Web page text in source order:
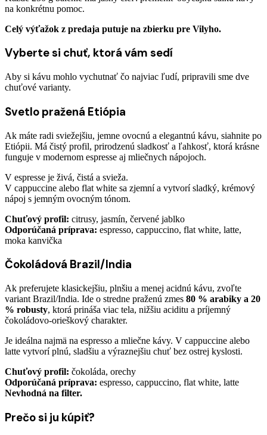
na konkrétnu pomoc.
Celý výťažok z predaja putuje na zbierku pre Vilyho.
Vyberte si chuť, ktorá vám sedí
Aby si kávu mohlo vychutnať čo najviac ľudí, pripravili sme dve
chuťové varianty.
Svetlo pražená Etiópia
Ak máte radi sviežejšiu, jemne ovocnú a elegantnú kávu, siahnite po
Etiópii. Má čistý profil, prirodzenú sladkosť a ľahkosť, ktorá krásne
funguje v modernom espresse aj mliečnych nápojoch.
V espresse je živá, čistá a svieža.
V cappuccine alebo flat white sa zjemní a vytvorí sladký, krémový
nápoj s jemným ovocným tónom.
Chuťový profil: citrusy, jasmín, červené jablko
Odporúčaná príprava: espresso, cappuccino, flat white, latte,
moka kanvička
Čokoládová Brazil/India
Ak preferujete klasickejšiu, plnšiu a menej acidnú kávu, zvoľte
variant Brazil/India. Ide o stredne praženú zmes 80 % arabiky a 20
% robusty, ktorá prináša viac tela, nižšiu aciditu a príjemný
čokoládovo-orieškový charakter.
Je ideálna najmä na espresso a mliečne kávy. V cappuccine alebo
latte vytvorí plnú, sladšiu a výraznejšiu chuť bez ostrej kyslosti.
Chuťový profil: čokoláda, orechy
Odporúčaná príprava: espresso, cappuccino, flat white, latte
Nevhodná na filter.
Prečo si ju kúpiť?